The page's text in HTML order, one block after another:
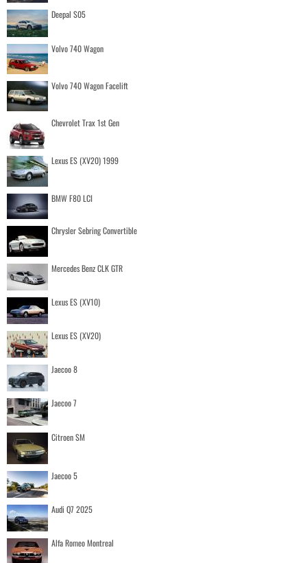
Deepal S05
Volvo 740 Wagon
Volvo 740 Wagon Facelift
Chevrolet Trax 1st Gen
Lexus ES (XV20) 1999
BMW F80 LCI
Chrysler Sebring Convertible
Mercedes Benz CLK GTR
Lexus ES (XV10)
Lexus ES (XV20)
Jaecoo 8
Jaecoo 7
Citroen SM
Jaecoo 5
Audi Q7 2025
Alfa Romeo Montreal